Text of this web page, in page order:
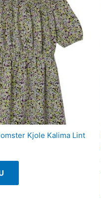
Kjole Kalima Lint